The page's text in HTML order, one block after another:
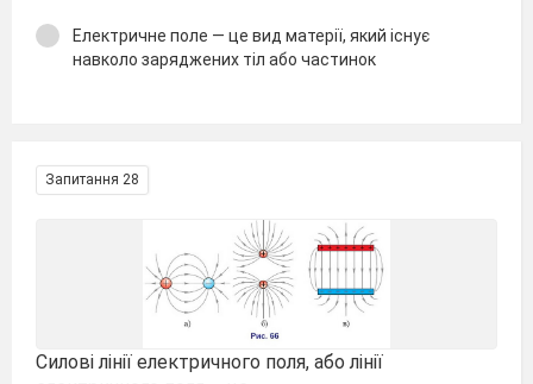
Електричне поле — це вид матерії, який існує
навколо заряджених тіл або частинок
Запитання 28
Силові лінії електричного поля, або лінії